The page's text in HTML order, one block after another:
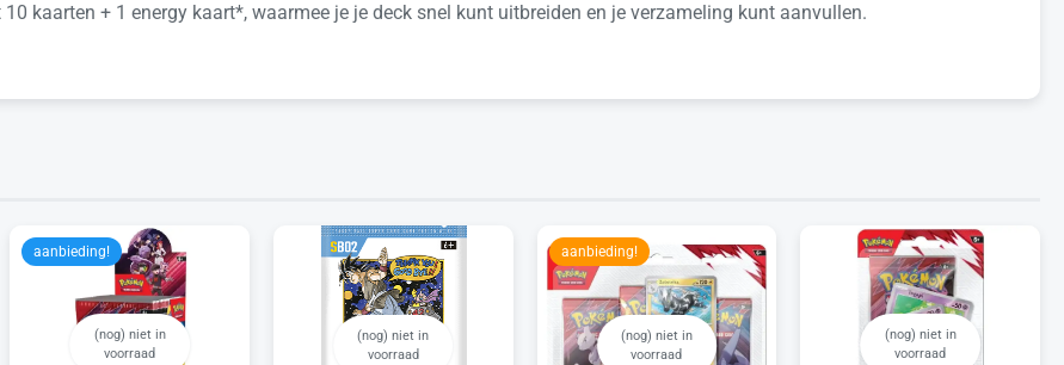
kaarten + 1 energy kaart*, waarmee je je deck snel kunt uitbreiden en je verzameling kunt aanvullen.
(nog) niet in
voorraad
aanbieding!
(nog) niet in
voorraad
(nog) niet in
voorraad
aanbieding!
(nog) niet in
voorraad